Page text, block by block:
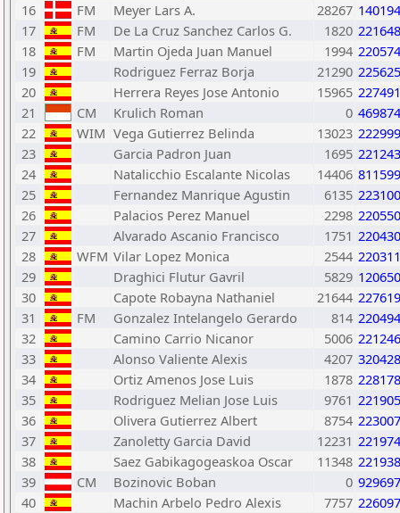
16
FM Meyer Lars A. 28267
17
FM De La Cruz Sanchez Carlos G. 1820
18
FM Martin Ojeda Juan Manuel 1994
19
Rodriguez Ferraz Borja 21290
20
Herrera Reyes Jose Antonio 15965
21
CM Krulich Roman 0
22
WIM Vega Gutierrez Belinda 13023
23
Garcia Padron Juan 1695
24
Natalicchio Escalante Nicolas 14406 811599
25
Fernandez Manrique Agustin 6135
26
Palacios Perez Manuel 2298
27
Alvarado Ascanio Francisco 1751
28
WFM Vilar Lopez Monica 2544
29
Draghici Flutur Gavril 5829
30
Capote Robayna Nathaniel 21644
31
FM Gonzalez Intelangelo Gerardo 814
32
Camino Carrio Nicanor 5006
33
Alonso Valiente Alexis 4207
34
Ortiz Amenos Jose Luis 1878
35
Rodriguez Melian Jose Luis 9761
36
Olivera Gutierrez Albert 8754
37
Zanoletty Garcia David 12231
38
Saez Gabikagogeaskoa Oscar 11348
39
CM Bozinovic Boban 0 929697
40
Machin Arbelo Pedro Alexis 7757